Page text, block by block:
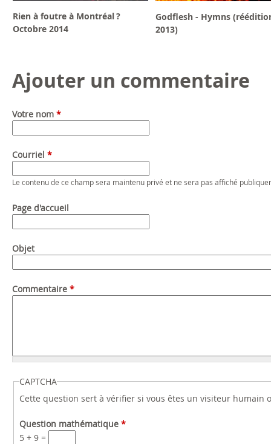
Rien à foutre à Montréal ?
Octobre 2014
Godflesh - Hymns
2013)
Ajouter un commentaire
Votre nom *
Courriel *
Le contenu de ce champ sera maintenu privé et ne sera pas affiché
Page d'accueil
Objet
Commentaire *
CAPTCHA
Cette question sert à vérifier si vous êtes un visiteur
Question mathématique *
5 + 9 =